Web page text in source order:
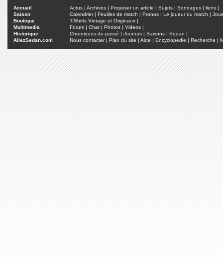
Accueil Actus | Archives | Proposer un article | Sujets | Sondages | liens |
Saison
Calendrier| Feuilles de match | Pronos | Le joueur du match |
Boutique
T-Shirts Vintage et Originaux |
Multimedia
Forum | Chat | Photos | Videos |
Historique
Chroniques du passé | Joueurs | Saisons | Sedan |
AllezSedan.com
Nous contacter| Plan du site | Aide | Encyclopedie | Recherche |